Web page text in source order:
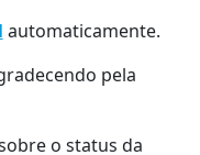
automaticamente.
pela
o status da